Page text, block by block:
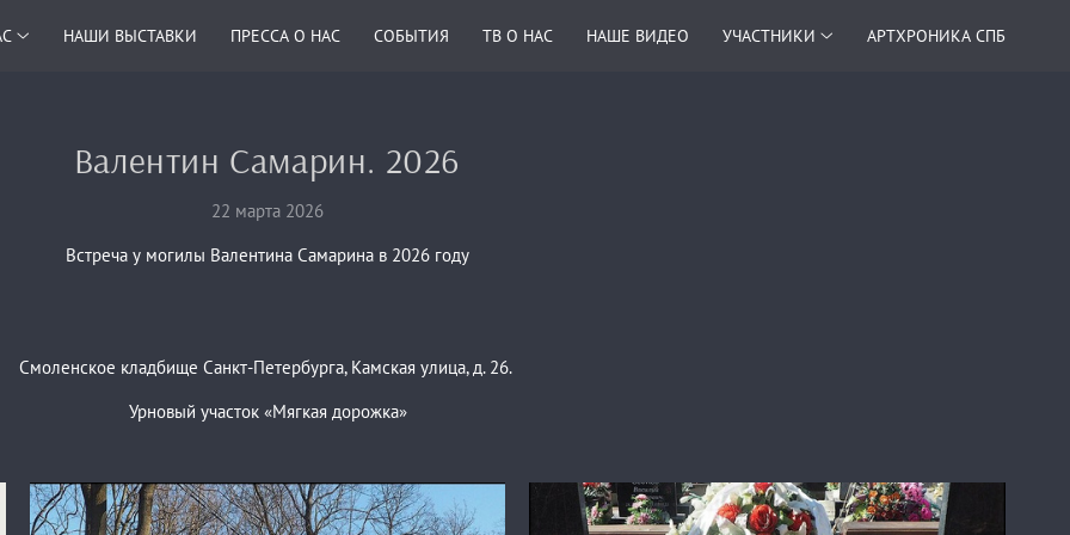
НАШИ ВЫСТАВКИ ПРЕССА О НАС СОБЫТИЯ ТВ О НАС НАШЕ ВИДЕО УЧАСТНИКИ АРТХРОНИКА СПБ
Валентин Самарин. 2026
22 марта 2026
Встреча у могилы Валентина Самарина в 2026 году
Смоленское кладбище Санкт-Петербурга, Камская улица, д. 26.
Урновый участок «Мягкая дорожка»